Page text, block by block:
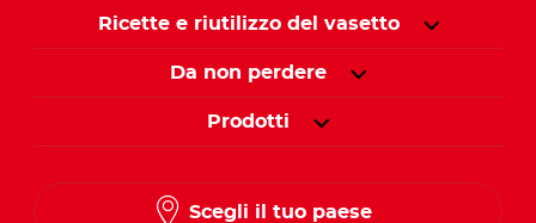
Ricette e riutilizzo del vasetto
Da non perdere
Prodotti
Scegli il tuo paese